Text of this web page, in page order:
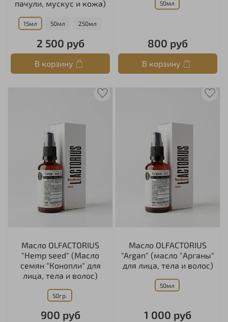
пачули, мускус и кожа)
15мл 50мл 250мл
2 500 руб
В корзину
50мл
800 руб
В корзину
Масло OLFACTORIUS
"Hemp seed" (Масло
семян "Конопли" для
лица, тела и волос)
50гр.
900 руб
Масло OLFACTORIUS
"Argan" (масло "Арганы"
для лица, тела и волос)
50мл
1 000 руб